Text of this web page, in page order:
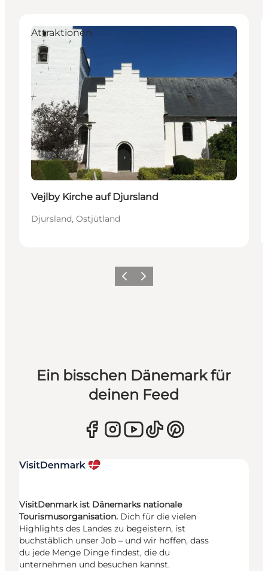
Attraktionen
Vejlby Kirche auf Djursland
Djursland, Ostjütland
ZurückWeiter
Ein bisschen Dänemark für
deinen Feed
VisitDenmark ist Dänemarks nationale
Tourismusorganisation. Dich für die vielen
Highlights des Landes zu begeistern, ist
buchstäblich unser Job – und wir hoffen, dass
du jede Menge Dinge findest, die du
unternehmen und besuchen kannst.